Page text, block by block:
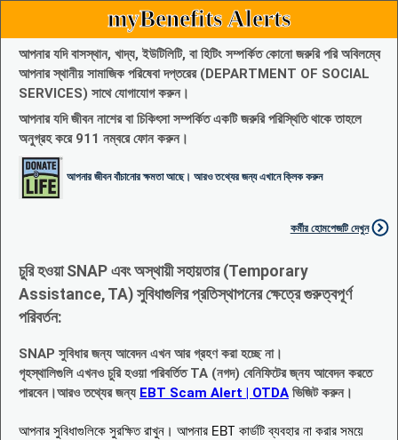
myBenefits Alerts
আপনার যদি বাসস্থান, খাদ্য, ইউটিলিটি, বা হিটিং সম্পর্কিত কোনো জরুরি পরি অবিলম্বে
আপনার স্থানীয় সামাজিক পরিষেবা দপ্তরের (DEPARTMENT OF SOCIAL
SERVICES) সাথে যোগাযোগ করুন।
আপনার যদি জীবন নাশের বা চিকিৎসা সম্পর্কিত একটি জরুরি পরিস্থিতি থাকে তাহলে
অনুগ্রহ করে 911 নম্বরে ফোন করুন।
আপনার জীবন বাঁচানোর ক্ষমতা আছে। আরও তথ্যের জন্য এখানে ক্লিক করুন
কর্মীর হোমপেজটি দেখুন
চুরি হওয়া SNAP এবং অস্থায়ী সহায়তার (Temporary
Assistance, TA) সুবিধাগুলির প্রতিস্থাপনের ক্ষেত্রে গুরুত্বপূর্ণ
পরিবর্তন:
SNAP সুবিধার জন্য আবেদন এখন আর গ্রহণ করা হচ্ছে না।
গৃহস্থালিগুলি এখনও চুরি হওয়া পরিবর্তিত TA (নগদ) বেনিফিটের জ্নয আবেদন করতে
পারবেন।আরও তথ্যের জন্য EBT Scam Alert | OTDA ভিজিট করুন।
আপনার সুবিধাগুলিকে সুরক্ষিত রাখুন। আপনার EBT কার্ডটি ব্যবহার না করার সময়ে